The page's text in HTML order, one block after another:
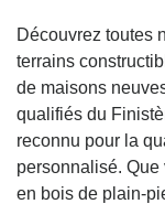
Découvrez toutes
terrains
de maisons
qualifiés du
reconnu pour la
personnalisé.
en bois de plain-